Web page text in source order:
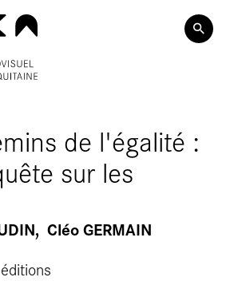
CONTENU PRINCIPAL
de l'égalité :
sur les
Cléo GERMAIN